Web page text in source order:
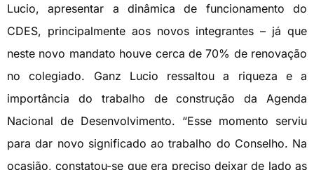
Lucio, apresentar a dinâmica de funcionamento do
CDES, principalmente aos novos integrantes – já que
neste novo mandato houve cerca de 70% de renovação
no colegiado. Ganz Lucio ressaltou a riqueza e a
importância do trabalho de construção da Agenda
Nacional de Desenvolvimento. “Esse momento serviu
para dar novo significado ao trabalho do Conselho. Na
ocasião, constatou-se que era preciso deixar de lado as